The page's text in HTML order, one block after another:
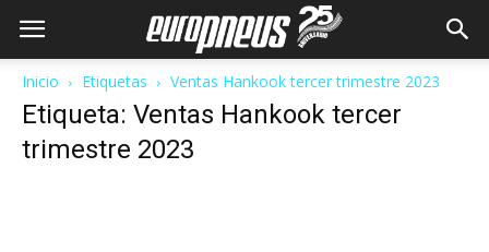
Inicio Etiquetas Ventas Hankook tercer trimestre 2023
Etiqueta: Ventas Hankook tercer
trimestre 2023